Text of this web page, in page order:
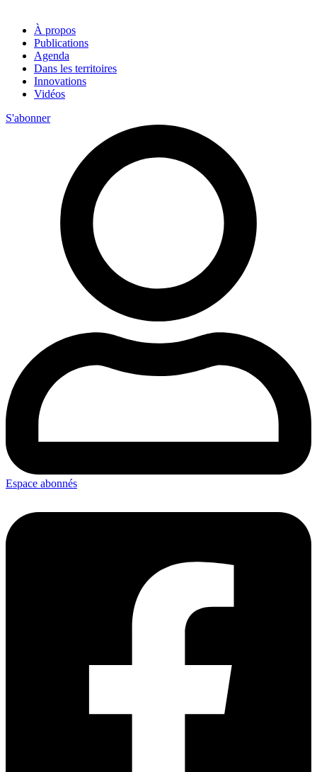
À propos
Publications
Agenda
Dans les territoires
Innovations
Vidéos
S'abonner
Espace abonnés